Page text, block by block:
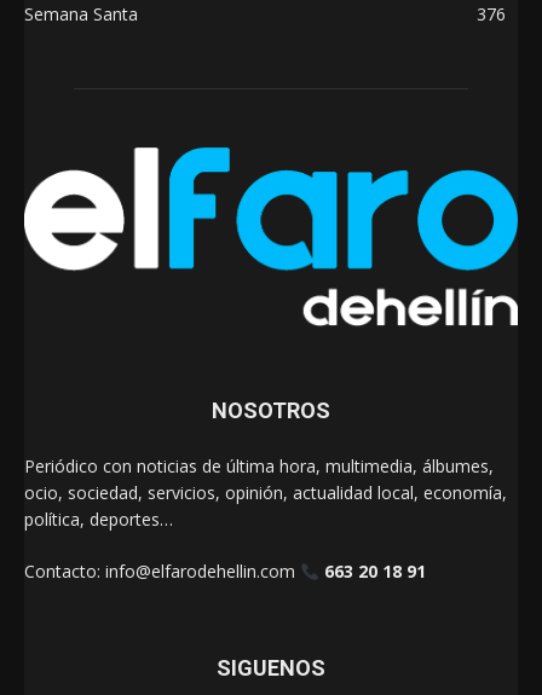
Semana Santa
376
NOSOTROS
Periódico con noticias de última hora, multimedia, álbumes,
ocio, sociedad, servicios, opinión, actualidad local, economía,
política, deportes…
Contacto: info@elfarodehellin.com 663 20 18 91
SIGUENOS